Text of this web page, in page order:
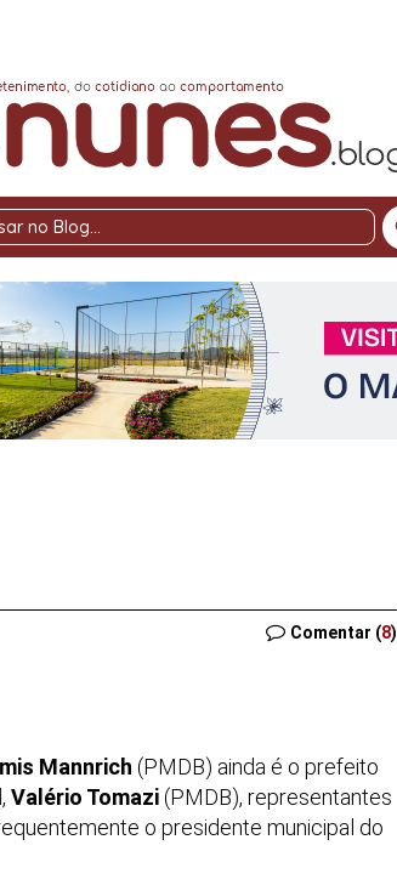
Pesquisar
Blog
Comentar (8)
Mannrich (PMDB) ainda é o prefeito
Valério Tomazi (PMDB), representantes
o presidente municipal do